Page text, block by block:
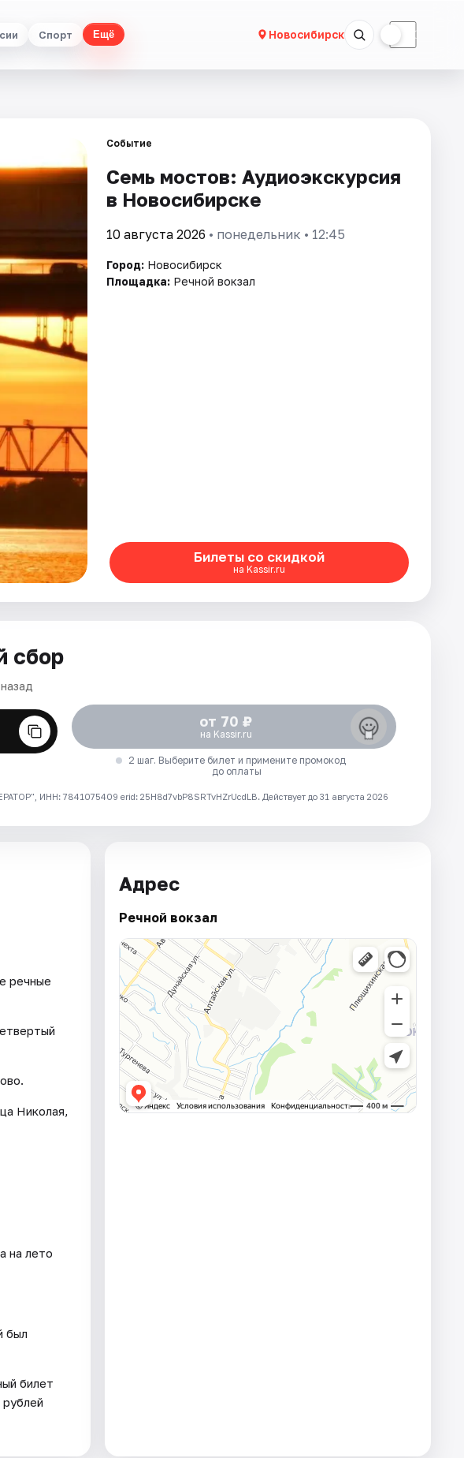
Спорт Ещё Новосибирск ☾
Событие
Семь мостов: Аудиоэкскурсия
в Новосибирске
10 августа 2026 • понедельник • 12:45
Город: Новосибирск
Площадка: Речной вокзал
Билеты со скидкой
на Kassir.ru
сбор
от 70 ₽
на Kassir.ru
2 шаг. Выберите билет и примените промокод
до оплаты
ИНН: 7841075409 erid: 25H8d7vbP8SRTvHZrUcdLB. Действует до 31 августа 2026
речные
Николая,
на лето
был
билет
Адрес
Речной вокзал